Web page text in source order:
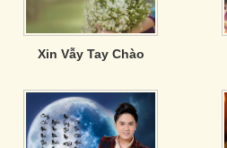
Xin Vẫy Tay Chào